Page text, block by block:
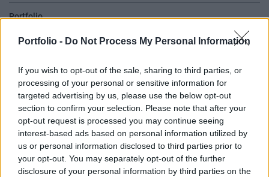
Portfolio - Do Not Process My Personal Information
If you wish to opt-out of the sale, sharing to third parties, or
processing of your personal or sensitive information for
targeted advertising by us, please use the below opt-out
section to confirm your selection. Please note that after your
opt-out request is processed you may continue seeing
interest-based ads based on personal information utilized by
us or personal information disclosed to third parties prior to
your opt-out. You may separately opt-out of the further
disclosure of your personal information by third parties on the
Portfolio
köszönhetően folyamatos emelkedés jellemezte a
régiós részvénypiacokat, melyek közül ezúttal a
figyelem középpontjába a cseh és a lengyel index
került. Előbbi már a nyitást követően új történelmi
csúcsot állított be, melyet a délelőtt során
folyamatosan megdöntve jelenleg 1%-os
erősödéssel soha nem látott magasságokban